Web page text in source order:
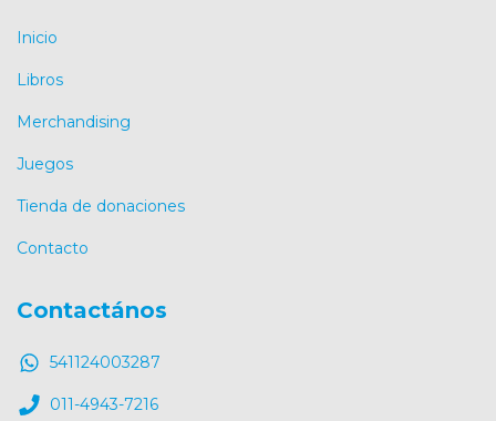
Inicio
Libros
Merchandising
Juegos
Tienda de donaciones
Contacto
Contactános
541124003287
011-4943-7216